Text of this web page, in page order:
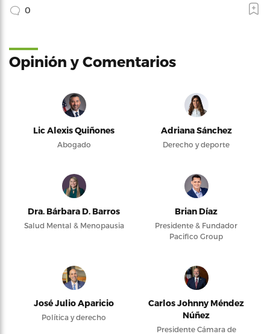
0
Opinión y Comentarios
Lic Alexis Quiñones
Abogado
Adriana Sánchez
Derecho y deporte
Dra. Bárbara D. Barros
Salud Mental & Menopausia
Brian Díaz
Presidente & Fundador
Pacifico Group
José Julio Aparicio
Política y derecho
Carlos Johnny Méndez
Núñez
Presidente Cámara de